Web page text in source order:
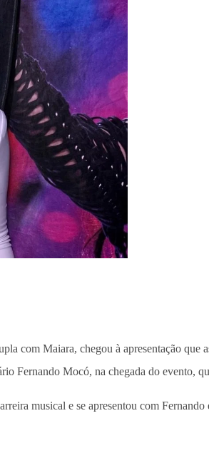
com Maiara, chegou à apresentação
Fernando Mocó, na chegada do evento,
musical e se apresentou com